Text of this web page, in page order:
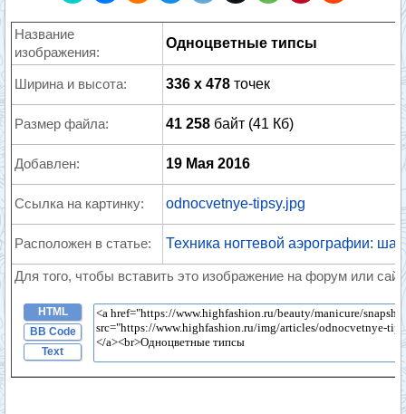
Название
изображения:
Одноцветные типсы
Ширина и высота: 336 x 478 точек
Размер файла: 41 258 байт (41 Кб)
Добавлен: 19 Мая 2016
Ссылка на картинку: odnocvetnye-tipsy.jpg
Расположен в статье: Техника ногтевой аэрографии:
Для того, чтобы вставить это изображение на форум или
HTML
BB Code
Text